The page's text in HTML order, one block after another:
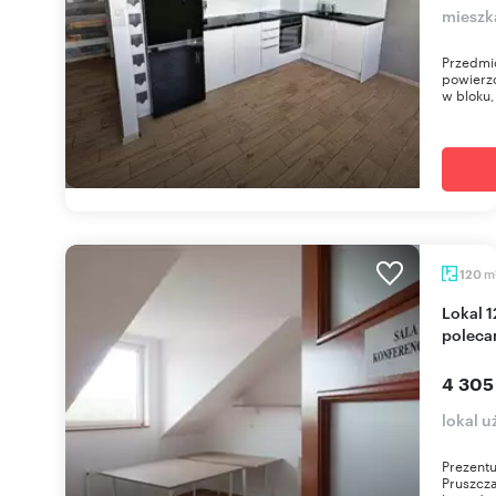
w
120 m
Lokal 120 m² w centrum Pruszcza Gdańskiego -
4 305
lokal